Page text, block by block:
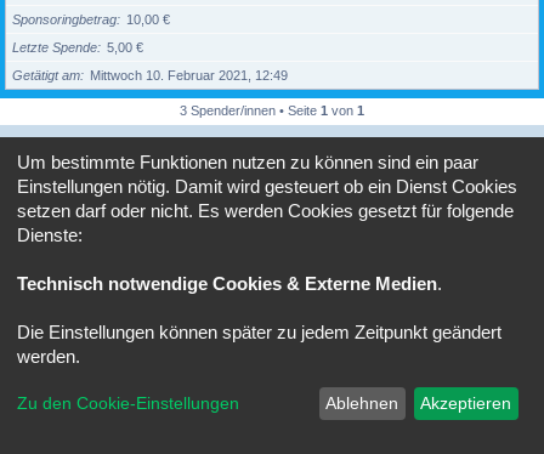
Sponsoringbetrag
10,00 €
Letzte Spende
5,00 €
Getätigt am
Mittwoch 10. Februar 2021, 12:49
3 Spender/innen • Seite 1 von 1
Copyright © 2020 - 2026 Verso-Forum.de All rights reserved.
Powered byphpBB® Forum Software © phpBB Limited
Um bestimmte Funktionen nutzen zu können sind ein paar
Einstellungen nötig. Damit wird gesteuert ob ein Dienst Cookies
setzen darf oder nicht. Es werden Cookies gesetzt für folgende
Dienste:
Technisch notwendige Cookies & Externe Medien.
Die Einstellungen können später zu jedem Zeitpunkt geändert
werden.
Zu den Cookie-Einstellungen Ablehnen Akzeptieren